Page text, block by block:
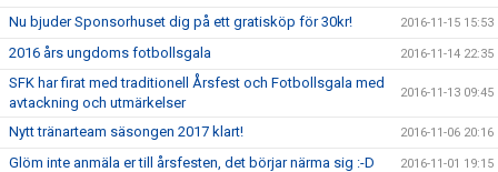
Nu bjuder Sponsorhuset dig på ett gratisköp för 30kr! 2016-11-15 15:53
2016 års ungdoms fotbollsgala 2016-11-14 22:35
SFK har firat med traditionell Årsfest och Fotbollsgala med
avtackning och utmärkelser
2016-11-13 09:45
Nytt tränarteam säsongen 2017 klart! 2016-11-06 20:16
Glöm inte anmäla er till årsfesten, det börjar närma sig :-D 2016-11-01 19:15